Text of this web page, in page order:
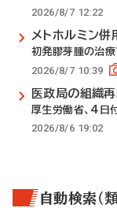
2026/8/7 12:22
メトホルミン併
初発膠芽腫の治療
2026/8/7 10:39
医政局の組織
厚生労働省、4日
2026/8/6 19:02
自動検索（